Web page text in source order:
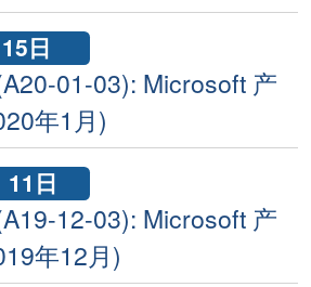
日
01-03): Microsoft 产
年1月)
11日
12-03): Microsoft 产
年12月)